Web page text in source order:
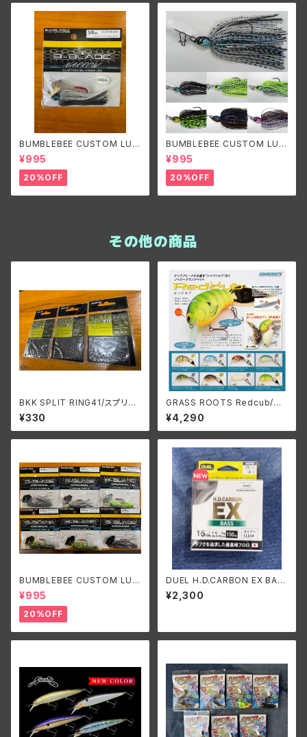
BUMBLEBEE CUSTOM LUR
ES B-BLADE NARROW 3/8o
z バンブルビーカスタムルアーズ
ビーブレードナロー 3/8oz
¥995
20%OFF
BUMBLEBEE CUSTOM LUR
ES B-BLADE ORIGINAL 3/8
oz/ バンブルビーカスタムルア
ーズ ビーブレードオリジナル3/
8oz
¥995
20%OFF
その他の商品
BKK SPLIT RING41/スプリッ
トリング41
¥330
GRASS ROOTS Redcub/グ
ラスルーツ レッドカブ
¥4,290
BUMBLEBEE CUSTOM LUR
ES B-BLADE ORIGINAL 1/4
oz/バンブルビーカスタムルアー
ズ ビーブレードオリジナル1/4o
z
¥995
20%OFF
DUEL H.D.CARBON EX BAS
S 16Lbs./デュエル HDカーボ
¥2,300